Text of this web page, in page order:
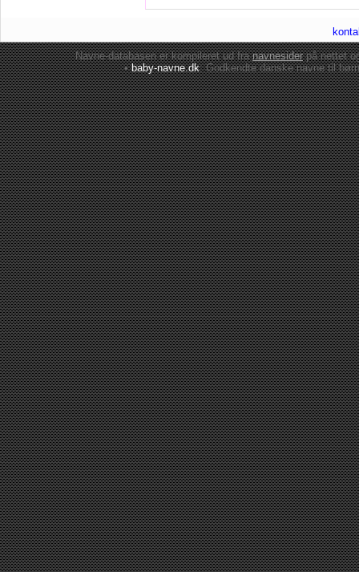
Navne-databasen er kompileret ud franavnesiderpå nettet
•baby-navne.dk: Godkendte danskenavne til børn